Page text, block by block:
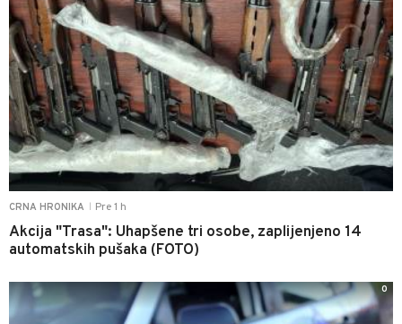
CRNA HRONIKA Pre 1 h
Akcija "Trasa": Uhapšene tri osobe, zaplijenjeno 14
automatskih pušaka (FOTO)
0